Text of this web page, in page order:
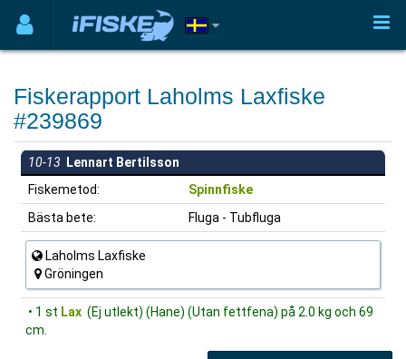
Fiskerapport Laholms Laxfiske
#239869
10-13 Lennart Bertilsson
Fiskemetod:
Spinnfiske
Bästa bete:
Fluga - Tubfluga
Laholms Laxfiske
Gröningen
• 1 st Lax (Ej utlekt) (Hane) (Utan fettfena) på 2.0 kg och 69
cm.